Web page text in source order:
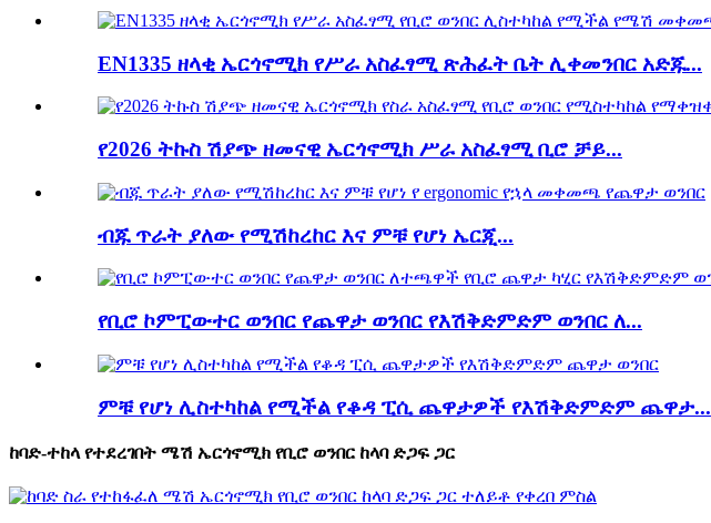
EN1335 ዘላቂ ኤርጎኖሚክ የሥራ አስፈፃሚ ጽሕፈት ቤት ሊቀመንበር አድጁ...
የ2026 ትኩስ ሽያጭ ዘመናዊ ኤርጎኖሚክ ሥራ አስፈፃሚ ቢሮ ቻይ...
ብጁ ጥራት ያለው የሚሽከረከር እና ምቹ የሆነ ኤርጂ...
የቢሮ ኮምፒውተር ወንበር የጨዋታ ወንበር የእሽቅድምድም ወንበር ለ...
ምቹ የሆነ ሊስተካከል የሚችል የቆዳ ፒሲ ጨዋታዎች የእሽቅድምድም ጨዋታ...
ከባድ-ተከላ የተደረገበት ሜሽ ኤርጎኖሚክ የቢሮ ወንበር ከላባ ድጋፍ ጋር